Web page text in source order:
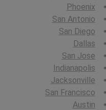
Phoenix
San Antonio
San Diego
Dallas
San Jose
Indianapolis
Jacksonville
San Francisco
Austin